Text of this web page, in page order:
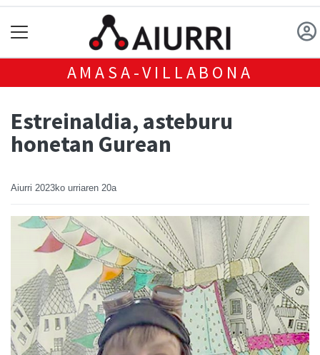
AMASA-VILLABONA
Estreinaldia, asteburu
honetan Gurean
Aiurri 2023ko urriaren 20a